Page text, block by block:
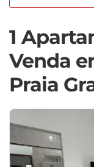
1
Venda
Praia